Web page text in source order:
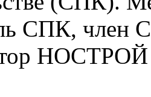
СПК,
НОСТРОЙ